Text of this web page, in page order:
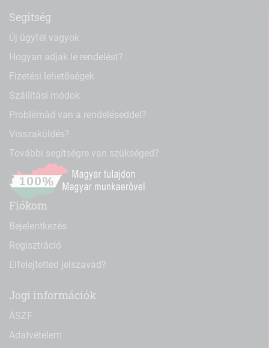
Segítség
Új ügyfél vagyok
Hogyan adjak le rendelést?
Fizetési lehetőségek
Szállítási módok
Problémád van a rendeléseddel?
Visszaküldés?
További segítségre van szükséged?
Fiókom
Bejelentkezés
Regisztráció
Elfelejtetted jelszavad?
Jogi információk
ÁSZF
Adatvételem